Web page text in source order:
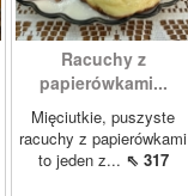
Racuchy z
papierówkami...
Mięciutkie, puszyste
racuchy z papierówkami
to jeden z... ⇖ 317